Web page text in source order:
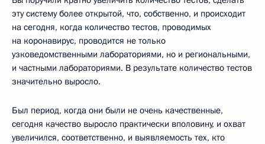
эту систему более открытой, что, собственно, и происходит
на сегодня, когда количество тестов, проводимых
на коронавирус, проводится не только
узковедомственными лабораториями, но и региональными,
и частными лабораториями. В результате количество тестов
значительно выросло.
Был период, когда они были не очень качественные,
сегодня качество выросло практически вполовину, и охват
увеличился, соответственно, и выявляемость тех, кто